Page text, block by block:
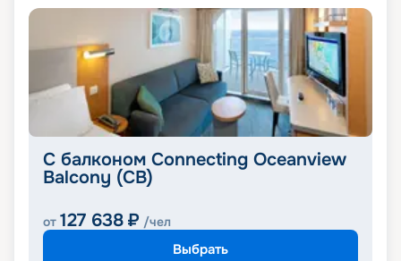
С балконом Connecting Oceanview
Balcony (CB)
от 127 638 ₽ /чел
Выбрать